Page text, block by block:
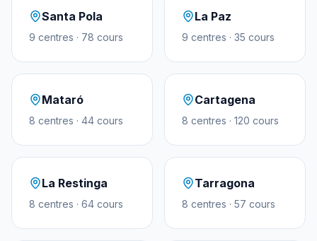
Santa Pola
9 centres · 78 cours
La Paz
9 centres · 35 cours
Mataró
8 centres · 44 cours
Cartagena
8 centres · 120 cours
La Restinga
8 centres · 64 cours
Tarragona
8 centres · 57 cours